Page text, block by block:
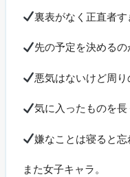
裏表がなく正直者す
先の予定を決める
悪気はないけど周
気に入ったものを長
嫌なことは寝ると忘
また女子キャラ。